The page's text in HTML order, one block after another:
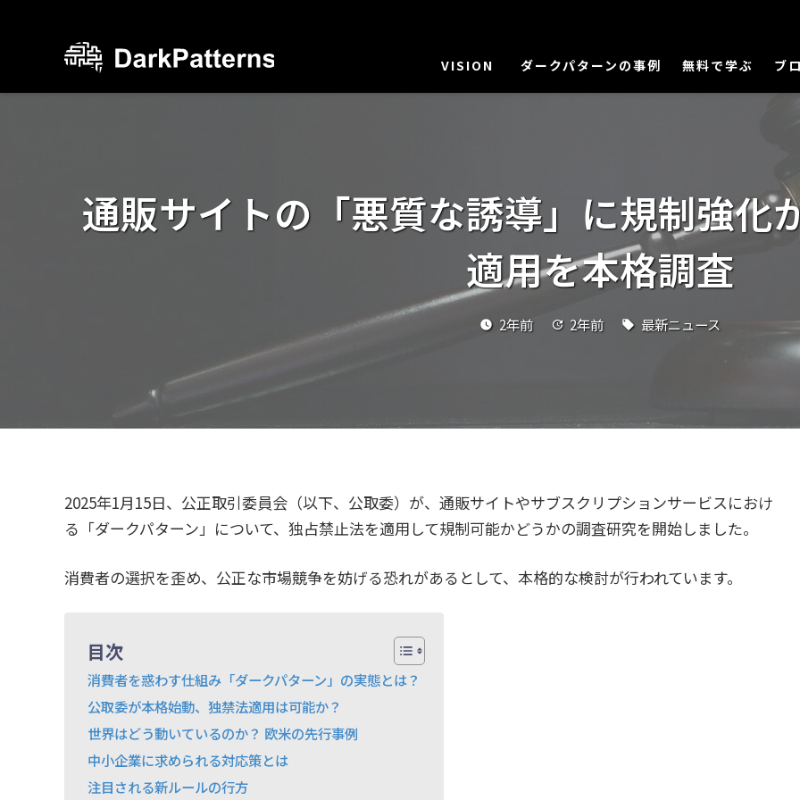
VISION ダークパターンの事例 無料で学ぶ ブ
通販サイトの「悪質な誘導」に規制強化
適用を本格調査
watch_later 2年前 update 2年前 local_offer 最新ニュース
2025年1月15日、公正取引委員会（以下、公取委）が、通販サイトやサブスクリプションサービスにおけ
る「ダークパターン」について、独占禁止法を適用して規制可能かどうかの調査研究を開始しました。
消費者の選択を歪め、公正な市場競争を妨げる恐れがあるとして、本格的な検討が行われています。
目次
消費者を惑わす仕組み「ダークパターン」の実態とは？
公取委が本格始動、独禁法適用は可能か？
世界はどう動いているのか？ 欧米の先行事例
中小企業に求められる対応策とは
注目される新ルールの行方